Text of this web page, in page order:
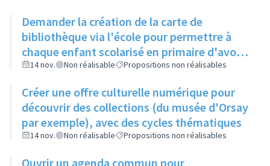
Demander la création de la carte de
bibliothèque via l'école pour permettre à
chaque enfant scolarisé en primaire d'avoir
une carte et toucher éventuellement le reste
14 nov. Non réalisable Propositions non réalisables
Créer une offre culturelle numérique pour
découvrir des collections (du musée d'Orsay
par exemple), avec des cycles thématiques
14 nov. Non réalisable Propositions non réalisables
Ouvrir un agenda commun pour